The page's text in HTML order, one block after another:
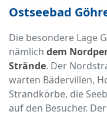
Ostseebad
Die besondere Lage
nämlich dem
Strände. Der
warten Bädervillen,
Strandkörbe, die
auf den Besucher.